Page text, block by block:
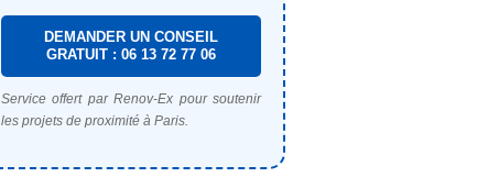
DEMANDER UN CONSEIL
GRATUIT : 06 13 72 77 06
Service offert par Renov-Ex pour soutenir
les projets de proximité à Paris.